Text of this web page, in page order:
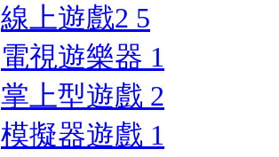
線上遊戲2 5
電視遊樂器 1
掌上型遊戲 2
模擬器遊戲 1